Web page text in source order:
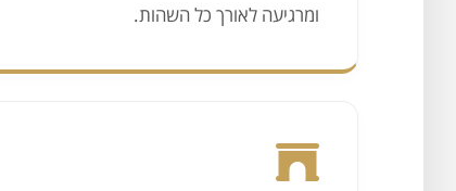
ומרגיעה לאורך כל השהות.